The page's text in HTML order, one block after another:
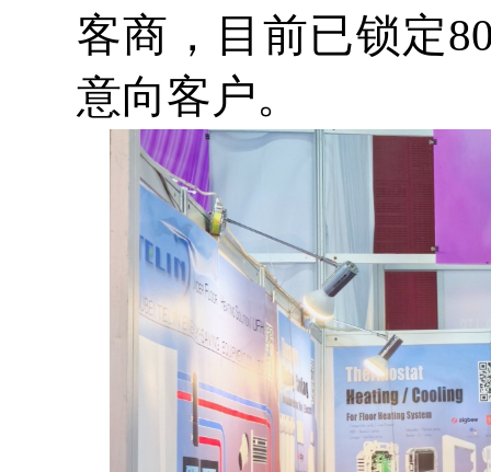
客商，目前已锁定
意向客户。